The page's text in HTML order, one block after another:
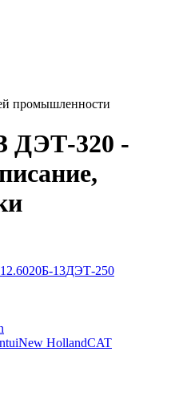
промышленности
ДЭТ-320 -
Б-13ДЭТ-250
New HollandCAT